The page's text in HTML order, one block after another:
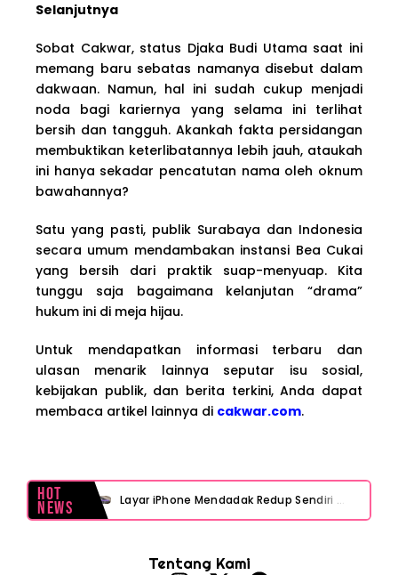
Selanjutnya
Sobat Cakwar, status Djaka Budi Utama saat ini
memang baru sebatas namanya disebut dalam
dakwaan. Namun, hal ini sudah cukup menjadi
noda bagi kariernya yang selama ini terlihat
bersih dan tangguh. Akankah fakta persidangan
membuktikan keterlibatannya lebih jauh, ataukah
ini hanya sekadar pencatutan nama oleh oknum
bawahannya?
Satu yang pasti, publik Surabaya dan Indonesia
secara umum mendambakan instansi Bea Cukai
yang bersih dari praktik suap-menyuap. Kita
tunggu saja bagaimana kelanjutan “drama”
hukum ini di meja hijau.
Untuk mendapatkan informasi terbaru dan
ulasan menarik lainnya seputar isu sosial,
kebijakan publik, dan berita terkini, Anda dapat
membaca artikel lainnya di cakwar.com.
Hot
News Layar iPhone Mendadak Redup Sendiri Padahal Auto-Brightness Mati? Ini Penyebab & Solusinya!
Tentang Kami